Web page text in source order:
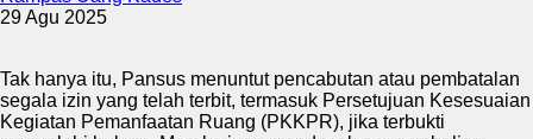
29 Agu 2025
Tak hanya itu, Pansus menuntut pencabutan atau pembatalan
segala izin yang telah terbit, termasuk Persetujuan Kesesuaian
Kegiatan Pemanfaatan Ruang (PKKPR), jika terbukti